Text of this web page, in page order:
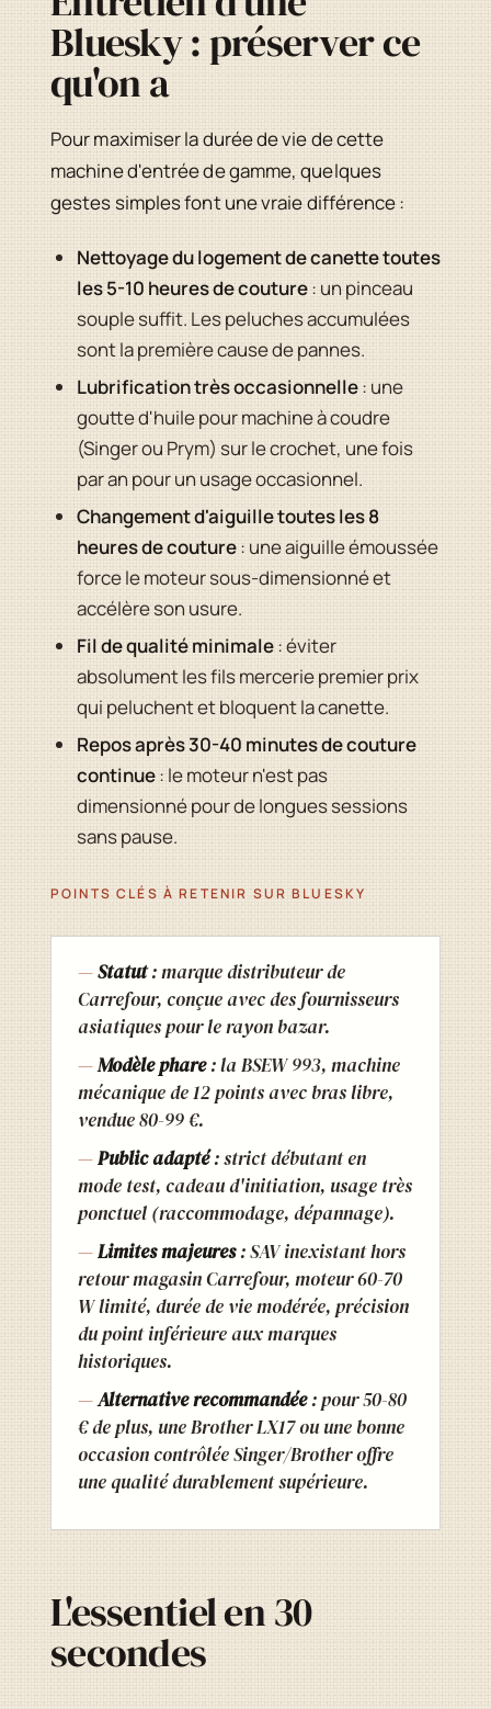
Bluesky : préserver ce
qu'on a
Pour maximiser la durée de vie de cette
machine d'entrée de gamme, quelques
gestes simples font une vraie différence :
Nettoyage du logement de canette toutes
les 5-10 heures de couture: un pinceau
souple suffit. Les peluches accumulées
sont la première cause de pannes.
Lubrification très occasionnelle: une
goutte d'huile pour machine à coudre
(Singer ou Prym) sur le crochet, une fois
par an pour un usage occasionnel.
Changement d'aiguille toutes les 8
heures de couture: une aiguille émoussée
force le moteur sous-dimensionné et
accélère son usure.
Fil de qualité minimale: éviter
absolument les fils mercerie premier prix
qui peluchent et bloquent la canette.
Repos après 30-40 minutes de couture
continue: le moteur n'est pas
dimensionné pour de longues sessions
sans pause.
POINTS CLÉS À RETENIR SUR BLUESKY
Statut: marque distributeur de
Carrefour, conçue avec des fournisseurs
asiatiques pour le rayon bazar.
Modèle phare: la BSEW 993, machine
mécanique de 12 points avec bras libre,
vendue 80-99 €.
Public adapté: strict débutant en
mode test, cadeau d'initiation, usage très
ponctuel (raccommodage, dépannage).
Limites majeures: SAV inexistant hors
retour magasin Carrefour, moteur 60-70
W limité, durée de vie modérée, précision
du point inférieure aux marques
historiques.
Alternative recommandée: pour 50-80
€ de plus, une Brother LX17 ou une bonne
occasion contrôlée Singer/Brother offre
une qualité durablement supérieure.
L'essentiel en 30
secondes